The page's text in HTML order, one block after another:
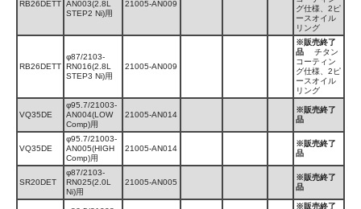
RB26DETT AN003(2.8L
STEP2 Ni)用
21005-AN009
グ仕様、2ピ
ースオイル
リング
RB26DETT
φ87/2103-
RN016(2.8L
STEP3 Ni)用
21005-AN009
※販売終了
品 チタン
コーティン
グ仕様、2ピ
ースオイル
リング
VQ35DE
φ95.7/21003-
AN004(LOW
Comp)用
21005-AN014
※販売終了
品
VQ35DE
φ95.7/21003-
AN005(HIGH
Comp)用
21005-AN014
※販売終了
品
SR20DET
φ87/2103-
RN025(2.0L
Ni)用
21005-AN005
※販売終了
品
※販売終了